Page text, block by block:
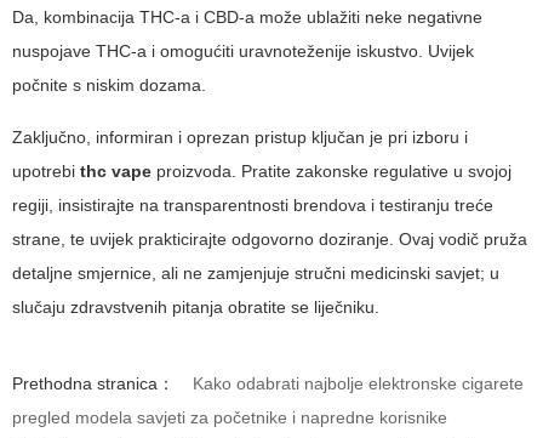
Da, kombinacija THC-a i CBD-a može ublažiti neke negativne
nuspojave THC-a i omogućiti uravnoteženije iskustvo. Uvijek
počnite s niskim dozama.
Zaključno, informiran i oprezan pristup ključan je pri izboru i
upotrebi thc vape proizvoda. Pratite zakonske regulative u svojoj
regiji, insistirajte na transparentnosti brendova i testiranju treće
strane, te uvijek prakticirajte odgovorno doziranje. Ovaj vodič pruža
detaljne smjernice, ali ne zamjenjuje stručni medicinski savjet; u
slučaju zdravstvenih pitanja obratite se liječniku.
Prethodna stranica：
Kako odabrati najbolje elektronske cigarete
pregled modela savjeti za početnike i napredne korisnike